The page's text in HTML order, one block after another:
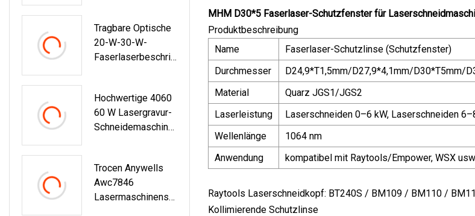
Bearbeitung Von
Eloxierten
Ersatzteilen
Tragbare Optische
20-W-30-W-
Faserlaserbeschrift
Laserquelle
Hochwertige 4060
60 W Lasergravur-
Schneidemaschine
Trocen Anywells
Awc7846
Lasermaschinenste
MHM D30*5 Faserlaser-Schutzfenster für
Produktbeschreibung
Name
Faserlaser-Schutzlinse (Schutzfenster)
Durchmesser
D24,9*T1,5mm/D27,9*4,1mm/D30*T5mm/
Material
Quarz JGS1/JGS2
Laserleistung
Laserschneiden 0–6 kW, Laserschneiden
Wellenlänge
1064 nm
Anwendung
kompatibel mit Raytools/Empower, WSX
Raytools Laserschneidkopf: BT240S / BM109 / BM110 /
Kollimierende Schutzlinse